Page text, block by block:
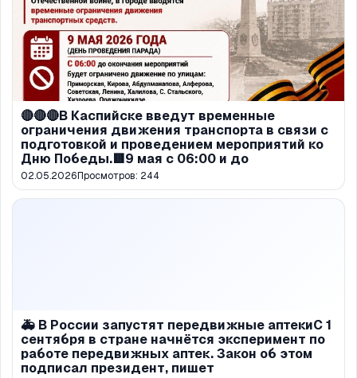
🔴🔴🔴В Каспийске введут временные
ограничения движения транспорта в связи с
подготовкой и проведением мероприятий ко
Дню Победы.🟥9 мая с 06:00 и до
02.05.2026Просмотров: 244
🚑 В России запустят передвижные аптекиС 1
сентября в стране начнётся эксперимент по
работе передвижных аптек. Закон об этом
подписал президент, пишет